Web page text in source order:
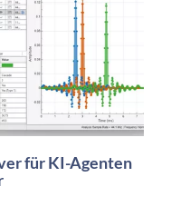
für KI-Agenten